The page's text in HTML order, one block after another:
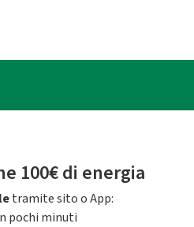
100€ di energia
tramite sito o App:
pochi minuti